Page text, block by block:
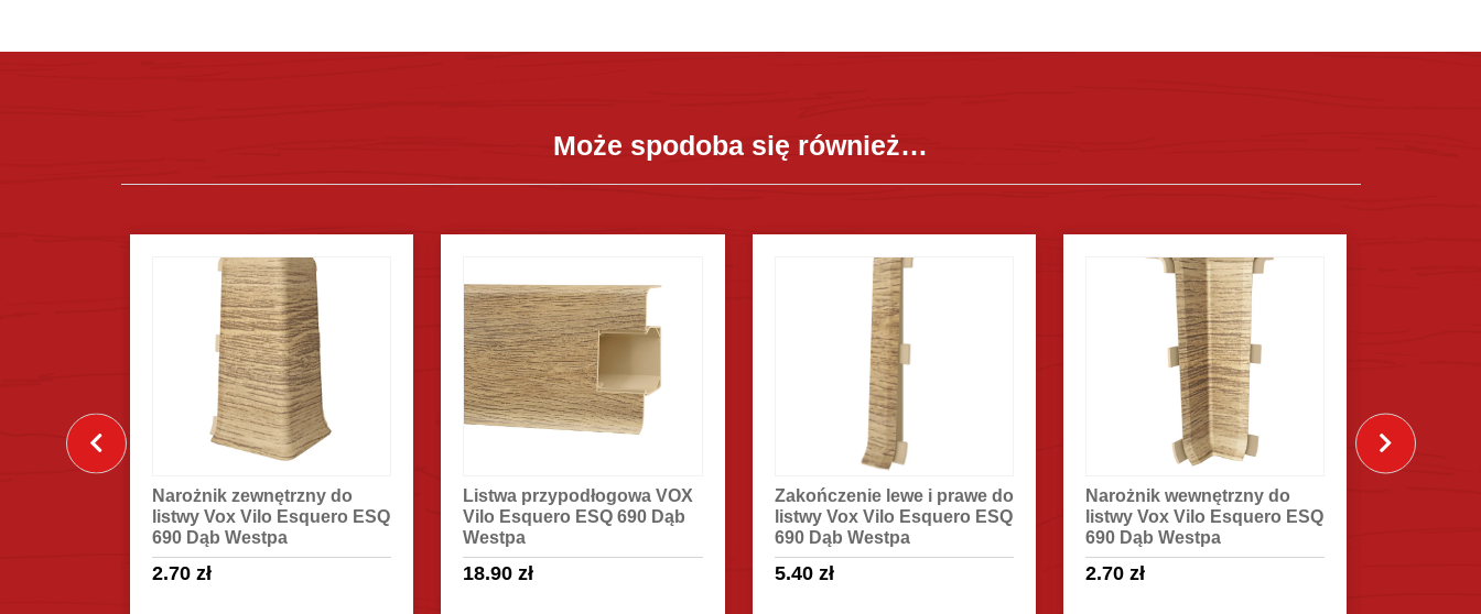
Może spodoba się również…
Listwa przypodłogowa VOX
Vilo Esquero ESQ 690 Dąb
Westpa
18.90zł
Zakończenie lewe i prawe do
listwy Vox Vilo Esquero ESQ
690 Dąb Westpa
5.40zł
Narożnik wewnętrzny do
listwy Vox Vilo Esquero ESQ
690 Dąb Westpa
2.70 zł
Narożnik zewnętrzny do
listwy Vox Vilo Esquero ESQ
690 Dąb Westpa
2.70 zł